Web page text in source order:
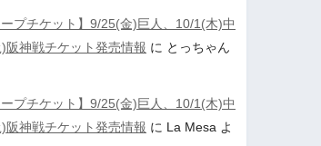
ープチケット】9/25(金)巨人、10/1(木)中
阪神戦チケット発売情報 に とっちゃん
ープチケット】9/25(金)巨人、10/1(木)中
阪神戦チケット発売情報 に La Mesa よ